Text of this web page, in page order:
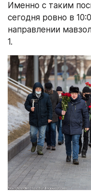
Именно с таким
сегодня ровно в
направлении
1.